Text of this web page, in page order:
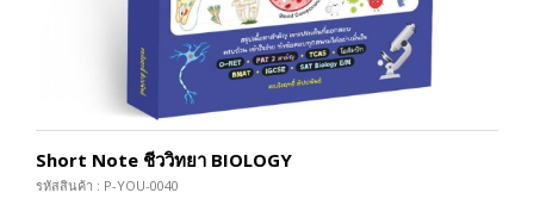
Short Note ชีววิทยา BIOLOGY
รหัสสินค้า : P-YOU-0040